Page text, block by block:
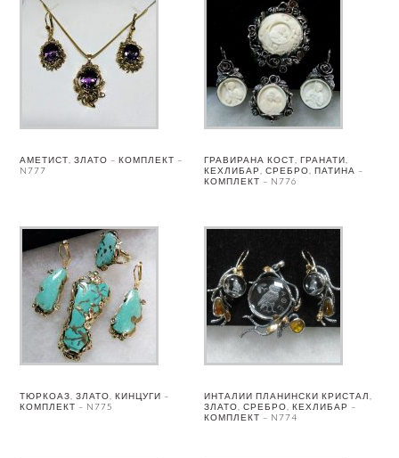
АМЕТИСТ, ЗЛАТО – КОМПЛЕКТ –
N777
ГРАВИРАНА КОСТ, ГРАНАТИ,
КЕХЛИБАР, СРЕБРО, ПАТИНА –
КОМПЛЕКТ – N776
ТЮРКОАЗ, ЗЛАТО, КИНЦУГИ –
КОМПЛЕКТ – N775
ИНТАЛИИ ПЛАНИНСКИ КРИСТАЛ,
ЗЛАТО, СРЕБРО, КЕХЛИБАР –
КОМПЛЕКТ – N774